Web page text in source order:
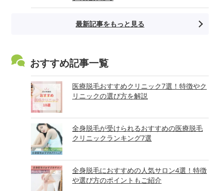
最新記事をもっと見る
おすすめ記事一覧
医療脱毛おすすめクリニック7選！特徴やク
リニックの選び方を解説
全身脱毛が受けられるおすすめの医療脱毛
クリニックランキング7選
全身脱毛におすすめの人気サロン4選！特徴
や選び方のポイントもご紹介